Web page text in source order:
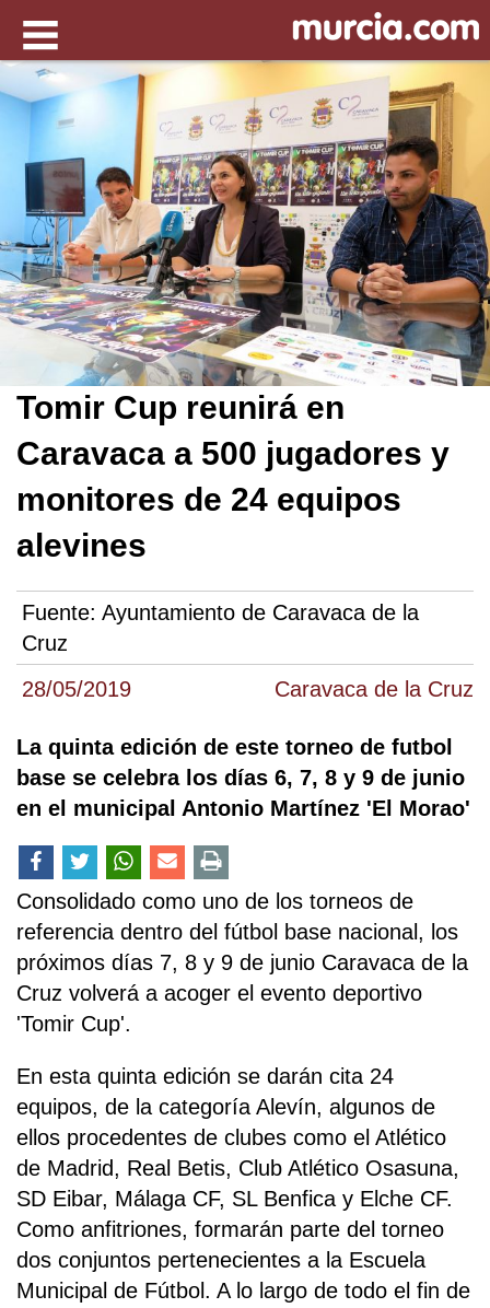
28/05/2019 Caravaca de la Cruz
Tomir Cup reunirá en
Caravaca a 500 jugadores y
monitores de 24 equipos
alevines
Fuente: Ayuntamiento de Caravaca de la
Cruz
La quinta edición de este torneo de futbol
base se celebra los días 6, 7, 8 y 9 de junio
en el municipal Antonio Martínez 'El Morao'
Consolidado como uno de los torneos de
referencia dentro del fútbol base nacional, los
próximos días 7, 8 y 9 de junio Caravaca de la
Cruz volverá a acoger el evento deportivo
'Tomir Cup'.
En esta quinta edición se darán cita 24
equipos, de la categoría Alevín, algunos de
ellos procedentes de clubes como el Atlético
de Madrid, Real Betis, Club Atlético Osasuna,
SD Eibar, Málaga CF, SL Benfica y Elche CF.
Como anfitriones, formarán parte del torneo
dos conjuntos pertenecientes a la Escuela
Municipal de Fútbol. A lo largo de todo el fin de